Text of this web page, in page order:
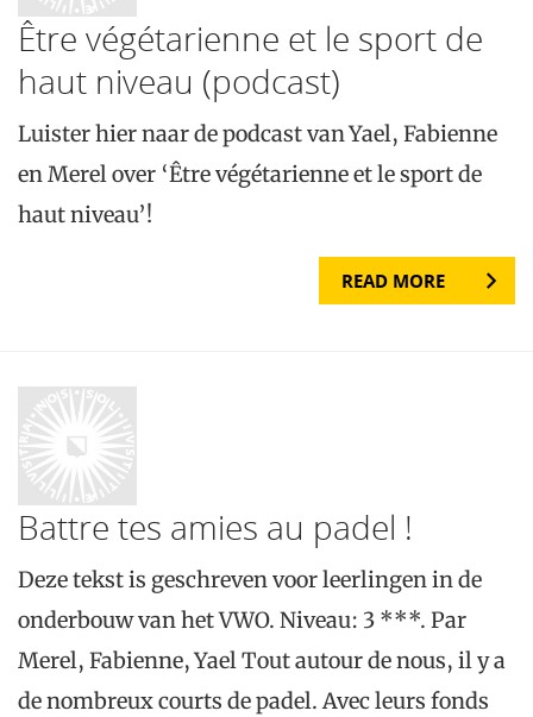
Être végétarienne et le sport de
haut niveau (podcast)
Luister hier naar de podcast van Yael, Fabienne
en Merel over ‘Être végétarienne et le sport de
haut niveau’!
READ MORE
Battre tes amies au padel !
Deze tekst is geschreven voor leerlingen in de
onderbouw van het VWO. Niveau: 3 ***. Par
Merel, Fabienne, Yael Tout autour de nous, il y a
de nombreux courts de padel. Avec leurs fonds